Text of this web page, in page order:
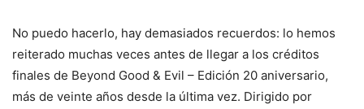
No puedo hacerlo, hay demasiados recuerdos: lo hemos
reiterado muchas veces antes de llegar a los créditos
finales de Beyond Good & Evil – Edición 20 aniversario,
más de veinte años desde la última vez. Dirigido por